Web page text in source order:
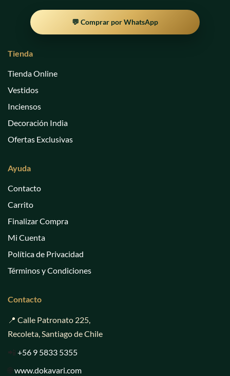
💬 Comprar por WhatsApp
Tienda
Tienda Online
Vestidos
Inciensos
Decoración India
Ofertas Exclusivas
Ayuda
Contacto
Carrito
Finalizar Compra
Mi Cuenta
Política de Privacidad
Términos y Condiciones
Contacto
📍 Calle Patronato 225,
Recoleta, Santiago de Chile
📲 +56 9 5833 5355
🌐www.dokavari.com